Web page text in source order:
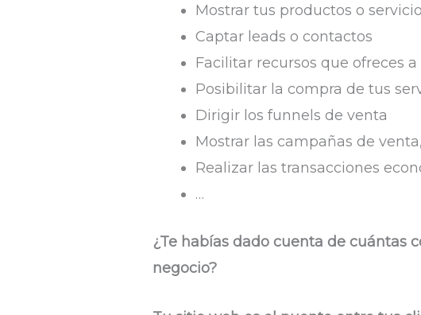
Mostrar tus productos o
Captar leads o contactos
Facilitar recursos que ofreces
Posibilitar la compra de tus
Dirigir los funnels de venta
Mostrar las campañas de
Realizar las transacciones
…
¿Te habías dado cuenta de cuántas
negocio?